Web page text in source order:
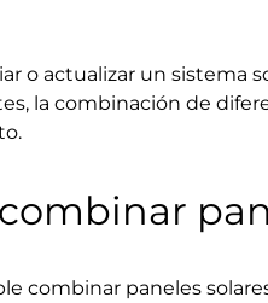
o actualizar un sistema
la combinación de
combinar paneles